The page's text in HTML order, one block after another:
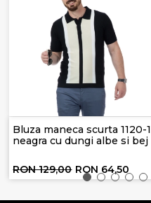
Bluza maneca scurta 1120-1
neagra cu dungi albe si bej
RON 129,00 RON 64,50